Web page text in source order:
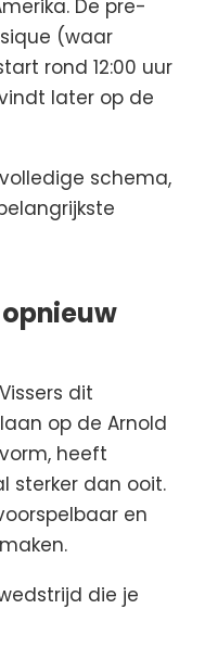
De pre-
(waar
rond 12:00 uur
later op de
schema,
opnieuw
dit
op de Arnold
heeft
sterker dan ooit.
en
die je